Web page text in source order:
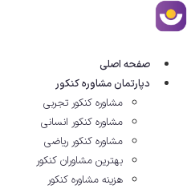
صفحه اصلی
دپارتمان مشاوره کنکور
مشاوره کنکور تجربی
مشاوره کنکور انسانی
مشاوره کنکور ریاضی
بهترین مشاوران کنکور
هزینه مشاوره کنکور